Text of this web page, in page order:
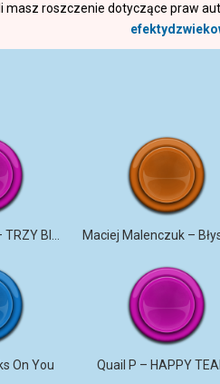
masz roszczenie dotyczące praw
On You Quail P – HAPPY